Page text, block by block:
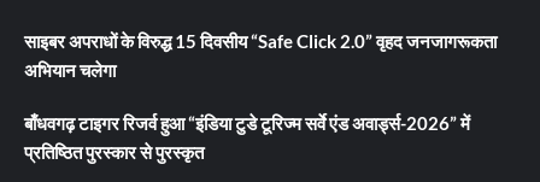
साइबर अपराधों के विरुद्ध 15 दिवसीय “Safe Click 2.0” वृहद जनजागरूकता
अभियान चलेगा
बाँधवगढ़ टाइगर रिजर्व हुआ “इंडिया टुडे टूरिज्म सर्वे एंड अवार्ड्स-2026” में
प्रतिष्ठित पुरस्कार से पुरस्कृत